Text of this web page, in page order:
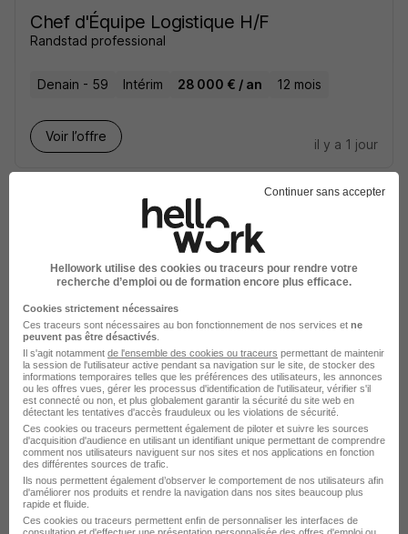
Chef d'Équipe Logistique H/F
Randstad professional
Denain - 59 Intérim 28 000 € / an 12 mois
Voir l’offre
il y a 1 jour
Chef de Quai H/F
Start People
Sélestat - 67 Intérim 2 200 € / mois
Voir l’offre
il y a 1 jour
Continuer sans accepter
Hellowork utilise des cookies ou traceurs pour rendre votre
recherche d’emploi ou de formation encore plus efficace.
Cookies strictement nécessaires
Ces traceurs sont nécessaires au bon fonctionnement de nos services et ne
peuvent pas être désactivés
Il s'agit notamment de l'ensemble des cookies ou traceurs permettant de maintenir
la session de l'utilisateur active pendant sa navigation sur le site, de stocker des
informations temporaires telles que les préférences des utilisateurs, les annonces
ou les offres vues, gérer les processus d'identification de l'utilisateur, vérifier s'il
est connecté ou non, et plus globalement garantir la sécurité du site web en
détectant les tentatives d'accès frauduleux ou les violations de sécurité.
Ces cookies ou traceurs permettent également de piloter et suivre les sources
d'acquisition d'audience en utilisant un identifiant unique permettant de comprendre
comment nos utilisateurs naviguent sur nos sites et nos applications en fonction
des différentes sources de trafic.
Ils nous permettent également d’observer le comportement de nos utilisateurs afin
d'améliorer nos produits et rendre la navigation dans nos sites beaucoup plus
rapide et fluide.
Ces cookies ou traceurs permettent enfin de personnaliser les interfaces de
consultation et d'effectuer une présentation personnalisée des offres d'emploi ou